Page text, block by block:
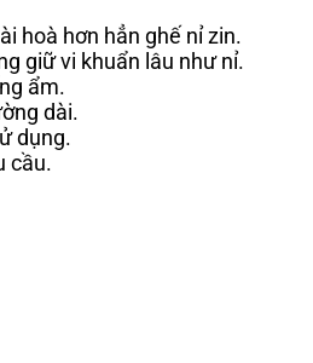
hoà hơn hẳn ghế nỉ zin.
giữ vi khuẩn lâu như nỉ.
ẩm.
dài.
dụng.
cầu.